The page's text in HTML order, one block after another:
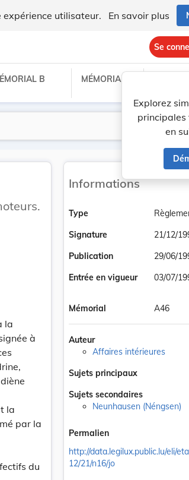
expérience utilisateur. En savoir plus
Se
Explorez
principales
en
B MÉMORIAL C
Lancer la
la
à
la
par la
du
Informations
Type
Signature
21/12/
Publication
29/06/
Entrée en vigueur
03/07/
Mémorial A46
Auteur
Affaires intérieures
Sujets principaux
Sujets secondaires
Neunhausen (Néngsen)
Permalien
http://data.legilux.public.lu/eli/
12/21/n16/jo